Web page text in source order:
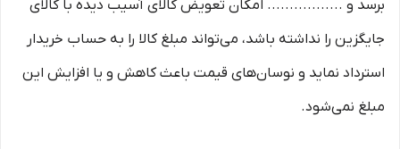
برسد و ................. امکان تعویض کالای آسیب دیده با کالای
جایگزین را نداشته باشد، می‌تواند مبلغ کالا را به حساب خریدار
استرداد نماید و نوسان‏‌های قیمت باعث کاهش و یا افزایش این
مبلغ نمی‌‏شود.